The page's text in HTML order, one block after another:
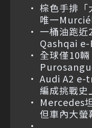
棕色手排「
唯一
一桶油跑
Qashqai e-
全球僅10
Audi A2 e-
編成挑戰史
Mercedes
但車內大螢